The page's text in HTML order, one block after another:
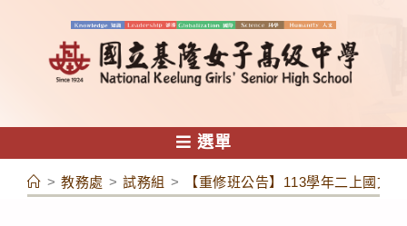
容
選單
> 教務處 > 試務組 > 【重修班公告】113學年二上國文